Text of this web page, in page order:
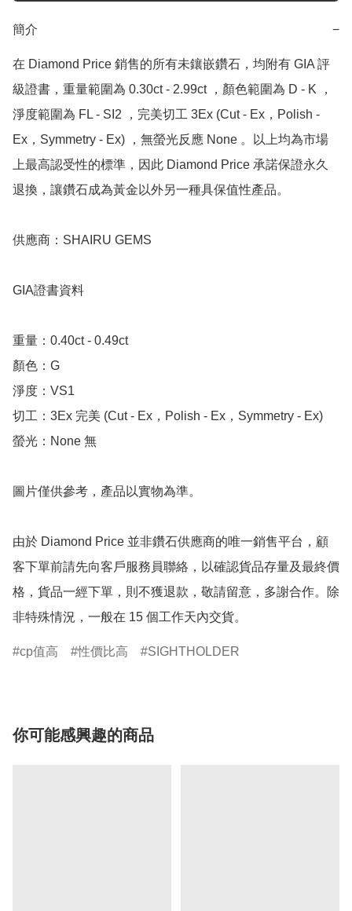
簡介 −
在 Diamond Price 銷售的所有未鑲嵌鑽石，均附有 GIA 評
級證書，重量範圍為 0.30ct - 2.99ct ，顏色範圍為 D - K ，
淨度範圍為 FL - SI2 ，完美切工 3Ex (Cut - Ex，Polish -
Ex，Symmetry - Ex) ，無螢光反應 None 。以上均為市場
上最高認受性的標準，因此 Diamond Price 承諾保證永久
退換，讓鑽石成為黃金以外另一種具保值性產品。
供應商：SHAIRU GEMS
GIA證書資料
重量：0.40ct - 0.49ct
顏色：G
淨度：VS1
切工：3Ex 完美 (Cut - Ex，Polish - Ex，Symmetry - Ex)
螢光：None 無
圖片僅供參考，產品以實物為準。
由於 Diamond Price 並非鑽石供應商的唯一銷售平台，顧
客下單前請先向客戶服務員聯絡，以確認貨品存量及最終價
格，貨品一經下單，則不獲退款，敬請留意，多謝合作。除
非特殊情況，一般在 15 個工作天內交貨。
cp值高 性價比高 SIGHTHOLDER
你可能感興趣的商品